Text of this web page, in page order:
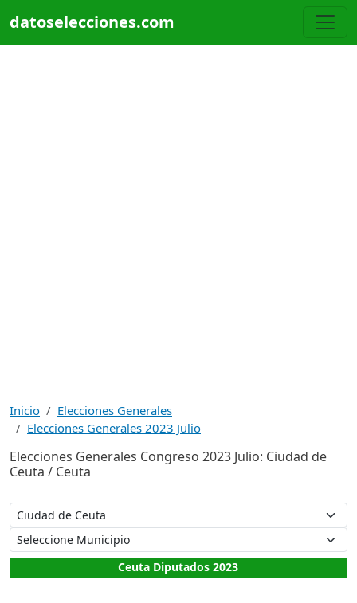
datoselecciones.com
Inicio
Elecciones Generales
Elecciones Generales 2023 Julio
Elecciones Generales Congreso 2023 Julio: Ciudad de
Ceuta / Ceuta
Ceuta Diputados 2023